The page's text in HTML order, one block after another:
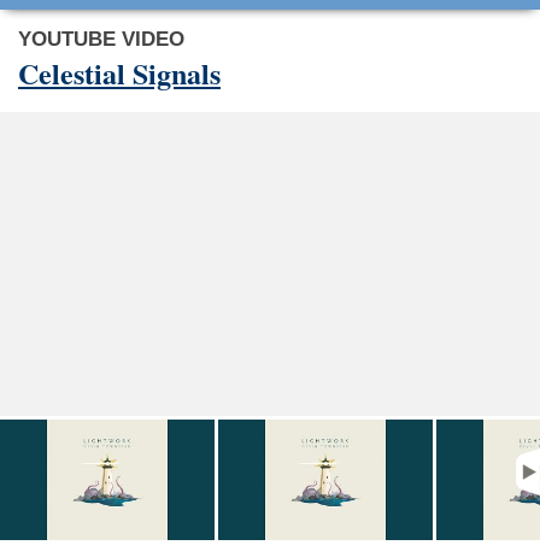
YOUTUBE VIDEO
Celestial Signals